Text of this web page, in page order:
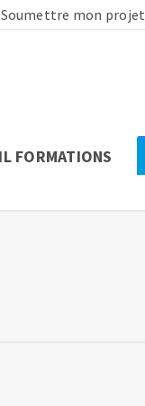
Soumettre mon projet
FORMATIONS